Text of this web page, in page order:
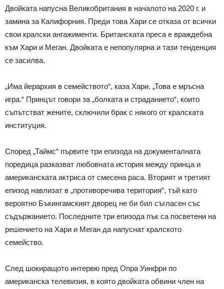
Двойката напусна Великобритания в началото на 2020 г. и
замина за Калифорния. Преди това Хари се отказа от всички
свои кралски ангажименти. Британската преса е враждебна
към Хари и Меган. Двойката е непопулярна и тази тенденция
се засилва.
„Има йерархия в семейството“, каза Хари. „Това е мръсна
игра.“ Принцът говори за „болката и страданието“, които
съпътстват жените, сключили брак с някого от кралската
институция.
Според „Таймс“ първите три епизода на документалната
поредица разказват любовната история между принца и
американската актриса от смесена раса. Вторият и третият
епизод навлизат в „противоречива територия“, тъй като
вероятно Бъкингамският дворец не би бил съгласен със
съдържанието. Последните три епизода пък са посветени на
решението на Хари и Меган да напуснат кралското
семейство.
След шокиращото интервю пред Опра Уинфри по
американска телевизия, в която двойката обвини член на